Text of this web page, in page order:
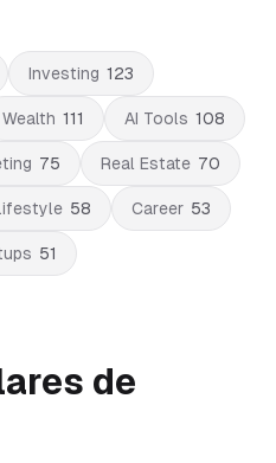
Investing 123
Wealth 111 AI Tools 108
75 Real Estate 70
58 Career 53
51
de